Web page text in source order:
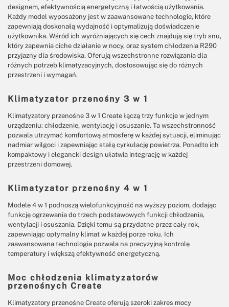
designem, efektywnością energetyczną i łatwością użytkowania.
Każdy model wyposażony jest w zaawansowane technologie, które
zapewniają doskonałą wydajność i optymalizują doświadczenie
użytkownika. Wśród ich wyróżniających się cech znajdują się tryb snu,
który zapewnia ciche działanie w nocy, oraz system chłodzenia R290
przyjazny dla środowiska. Oferują wszechstronne rozwiązania dla
różnych potrzeb klimatyzacyjnych, dostosowując się do różnych
przestrzeni i wymagań.
Klimatyzator przenośny 3 w 1
Klimatyzatory przenośne 3 w 1 Create łączą trzy funkcje w jednym
urządzeniu: chłodzenie, wentylację i osuszanie. Ta wszechstronność
pozwala utrzymać komfortową atmosferę w każdej sytuacji, eliminując
nadmiar wilgoci i zapewniając stałą cyrkulację powietrza. Ponadto ich
kompaktowy i elegancki design ułatwia integrację w każdej
przestrzeni domowej.
Klimatyzator przenośny 4 w 1
Modele 4 w 1 podnoszą wielofunkcyjność na wyższy poziom, dodając
funkcję ogrzewania do trzech podstawowych funkcji chłodzenia,
wentylacji i osuszania. Dzięki temu są przydatne przez cały rok,
zapewniając optymalny klimat w każdej porze roku. Ich
zaawansowana technologia pozwala na precyzyjną kontrolę
temperatury i większą efektywność energetyczną.
Moc chłodzenia klimatyzatorów
przenośnych Create
Klimatyzatory przenośne Create oferują szeroki zakres mocy